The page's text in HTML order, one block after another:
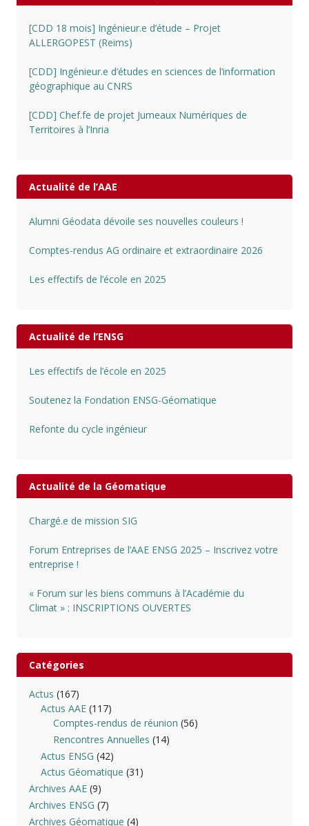
[CDD 18 mois] Ingénieur.e d’étude – Projet
ALLERGOPEST (Reims)
[CDD] Ingénieur.e d’études en sciences de l’information
géographique au CNRS
[CDD] Chef.fe de projet Jumeaux Numériques de
Territoires à l’Inria
Actualité de l’AAE
Alumni Géodata dévoile ses nouvelles couleurs !
Comptes-rendus AG ordinaire et extraordinaire 2026
Les effectifs de l’école en 2025
Actualité de l’ENSG
Les effectifs de l’école en 2025
Soutenez la Fondation ENSG-Géomatique
Refonte du cycle ingénieur
Actualité de la Géomatique
Chargé.e de mission SIG
Forum Entreprises de l’AAE ENSG 2025 – Inscrivez votre
entreprise !
« Forum sur les biens communs à l’Académie du
Climat » : INSCRIPTIONS OUVERTES
Catégories
Actus (167)
Actus AAE (117)
Comptes-rendus de réunion (56)
Rencontres Annuelles (14)
Actus ENSG (42)
Actus Géomatique (31)
Archives AAE(9)
Archives ENSG (7)
Archives Géomatique (4)